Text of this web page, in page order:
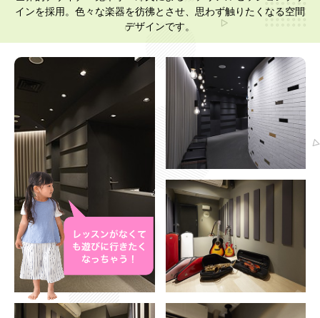
インを採用。色々な楽器を彷彿とさせ、思わず触りたくなる空間
デザインです。